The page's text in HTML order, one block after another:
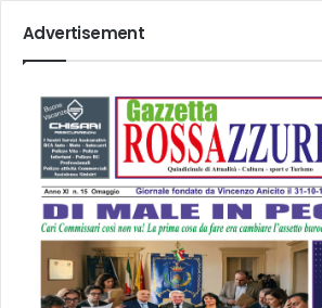
Advertisement